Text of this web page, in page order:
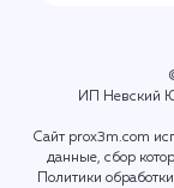
ИП Невский
Сайт prox3m.com
данные, сбор
Политики